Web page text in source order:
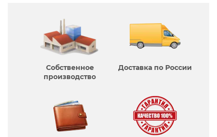
Собственное
производcтво
Доставка по России